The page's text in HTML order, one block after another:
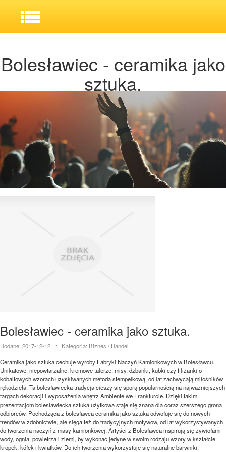
Bolesławiec - ceramika jako
sztuka.
Bolesławiec - ceramika jako sztuka.
Dodane: 2017-12-12 ::
Kategoria: Biznes / Handel
Ceramika jako sztuka cechuje wyroby Fabryki Naczyń Kamionkowych w Bolesławcu.
Unikatowe, niepowtarzalne, kremowe talerze, misy, dzbanki, kubki czy filiżanki o
kobaltowych wzorach uzyskiwanych metoda stempelkową, od lat zachwycają miłośników
rękodzieła. Ta bolesławiecka tradycja cieszy się sporą popularnością na najważniejszych
targach dekoracji i wyposażenia wnętrz Ambiente we Frankfurcie. Dzięki takim
prezentacjom bolesławiecka sztuka użytkowa staje się znana dla coraz szerszego grona
odbiorców. Pochodząca z bolesławca ceramika jako sztuka odwołuje się do nowych
trendów w zdobnictwie, ale sięga też do tradycyjnych motywów, od lat wykorzystywanych
do tworzenia naczyń z masy kamionkowej. Artyści z Bolesławca inspirują się żywiołami
wody, ognia, powietrza i ziemi, by wykonać jedyne w swoim rodzaju wzory w kształcie
kropek, kółek i kwiatków. Do ich tworzenia wykorzystuje się naturalne barwniki.